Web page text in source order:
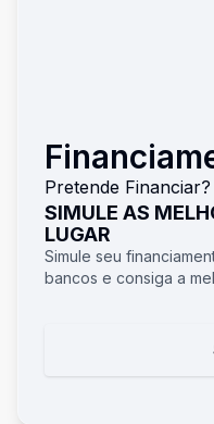
Pretende Financiar?
SIMULE AS
LUGAR
Simule seu
bancos e consiga a